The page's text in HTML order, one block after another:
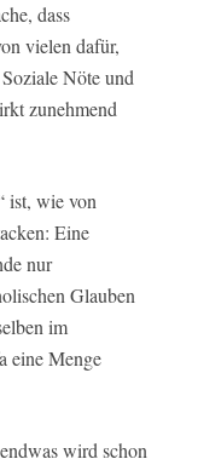
dass
vielen dafür,
Nöte und
zunehmend
ist, wie von
Eine
nur
Glauben
im
eine Menge
wird schon